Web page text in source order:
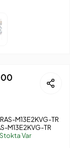
M13E2KVG-TR
M13E2KVG-TR
Stokta Var